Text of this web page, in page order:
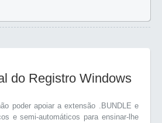
do Registro Windows
poder apoiar a extensão .BUNDLE e
e semi-automáticos para ensinar-lhe